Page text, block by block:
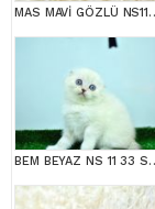
MAS MAVİ
BEM BEYAZ